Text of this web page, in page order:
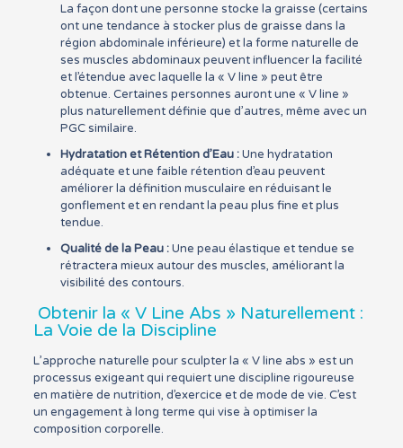
La façon dont une personne stocke la graisse (certains
ont une tendance à stocker plus de graisse dans la
région abdominale inférieure) et la forme naturelle de
ses muscles abdominaux peuvent influencer la facilité
et l’étendue avec laquelle la « V line » peut être
obtenue. Certaines personnes auront une « V line »
plus naturellement définie que d’autres, même avec un
PGC similaire.
Hydratation et Rétention d’Eau :Une hydratation
adéquate et une faible rétention d’eau peuvent
améliorer la définition musculaire en réduisant le
gonflement et en rendant la peau plus fine et plus
tendue.
Qualité de la Peau :Une peau élastique et tendue se
rétractera mieux autour des muscles, améliorant la
visibilité des contours.
Obtenir la « V Line Abs » Naturellement :
La Voie de la Discipline
L’approche naturelle pour sculpter la « V line abs » est un
processus exigeant qui requiert une discipline rigoureuse
en matière de nutrition, d’exercice et de mode de vie. C’est
un engagement à long terme qui vise à optimiser la
composition corporelle.